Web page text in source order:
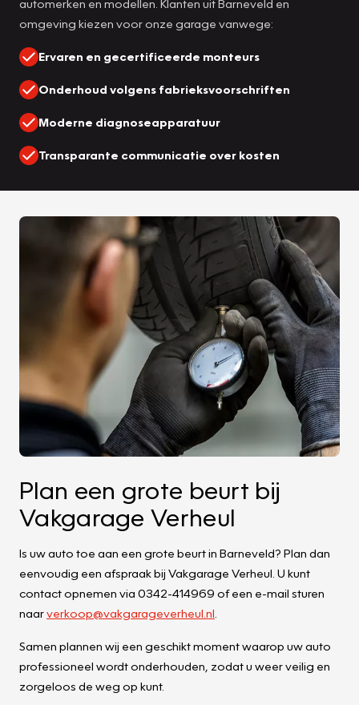
automerken en modellen. Klanten uit Barneveld en
omgeving kiezen voor onze garage vanwege:
Ervaren en gecertificeerde monteurs
Onderhoud volgens fabrieksvoorschriften
Moderne diagnoseapparatuur
Transparante communicatie over kosten
Plan een grote beurt bij
Vakgarage Verheul
Is uw auto toe aan een grote beurt in Barneveld? Plan dan
eenvoudig een afspraak bij Vakgarage Verheul. U kunt
contact opnemen via 0342-414969 of een e-mail sturen
naarverkoop@vakgarageverheul.nl
Samen plannen wij een geschikt moment waarop uw auto
professioneel wordt onderhouden, zodat u weer veilig en
zorgeloos de weg op kunt.